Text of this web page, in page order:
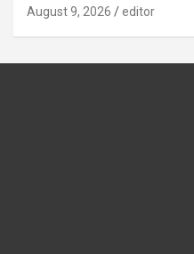
August 9, 2026 editor